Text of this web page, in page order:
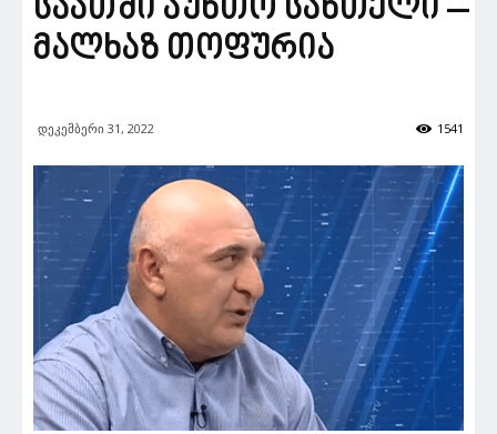
საათში აუნთო სანთელი –
მალხაზ თოფურია
დეკემბერი 31, 2022 1541